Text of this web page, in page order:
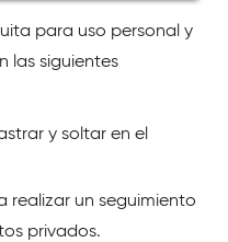
para uso personal y
las siguientes
y soltar en el
realizar un seguimiento
privados.